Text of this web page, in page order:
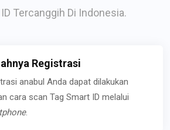
Tercanggih Di Indonesia.
Registrasi
anabul Anda dapat dilakukan
cara scan Tag Smart ID melalui
.